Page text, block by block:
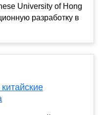
University of Hong
разработку в